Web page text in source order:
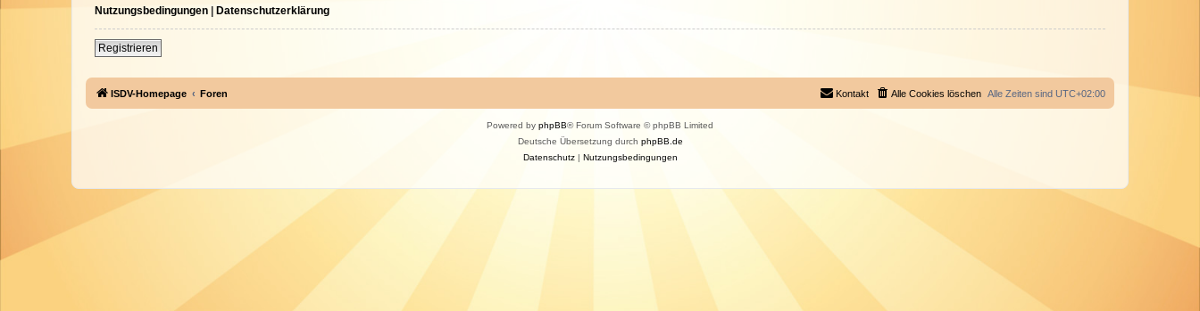
Nutzungsbedingungen | Datenschutzerklärung
Registrieren
ISDV-Homepage Foren Alle Zeiten sind UTC+02:00
Alle Cookies löschen
Kontakt
Powered by phpBB® Forum Software © phpBB Limited
Deutsche Übersetzung durch phpBB.de
Datenschutz| Nutzungsbedingungen